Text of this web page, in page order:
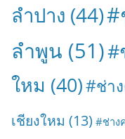
ลำปาง (44)#
ลำพูน (51)#
ใหม (40)#ช่า
เชียงใหม (13) #ช่าง